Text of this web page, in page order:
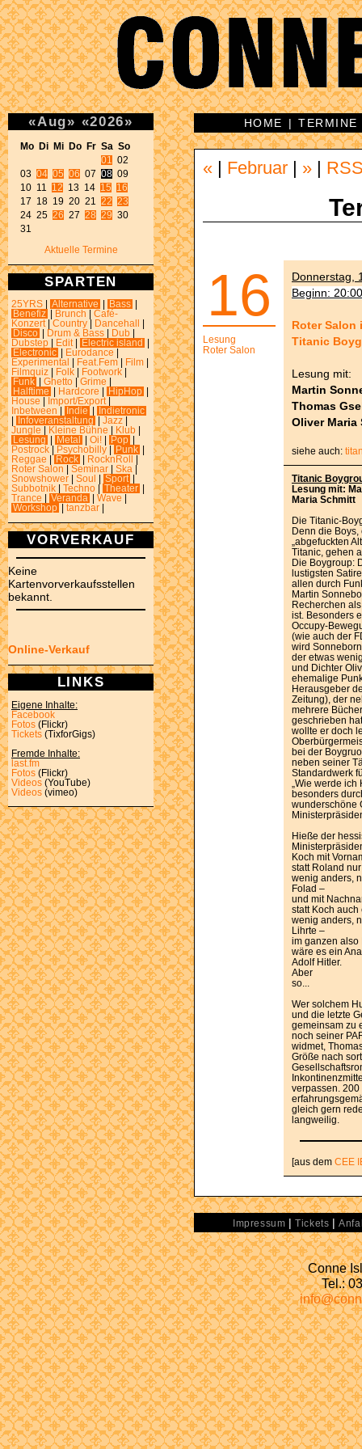
«Aug» «2026»
Mo Di Mi Do Fr Sa So
01
02
03 04 05 06 07 08 09
10 11 12 13 14 15
16
17 18 19 20 21 22 23
24 25 26 27 28 29 30
31
Aktuelle Termine
SPARTEN
25YRS Alternative Bass
Benefiz
Brunch
Café-
Konzert
Country Dancehall
Disco
Drum & Bass Dub
Dubstep
Edit Electric island
Electronic
Eurodance
Experimental
Feat.Fem Film
Filmquiz
Folk Footwork
Funk
Ghetto Grime
Halftime
Hardcore HipHop
House
Import/Export
Inbetween
Indie
Indietronic
Infoveranstaltung Jazz
Jungle
Kleine Bühne Klub
Lesung
Metal Oi! Pop
Postrock
Psychobilly Punk
Reggae
Rock RocknRoll
Roter Salon
Seminar Ska
Snowshower
Soul Sport
Subbotnik
Techno Theater
Trance
Veranda Wave
Workshop
tanzbar
VORVERKAUF
Keine
Kartenvorverkaufsstellen
bekannt.
Online-Verkauf
LINKS
Eigene Inhalte:
Facebook
Fotos (Flickr)
Tickets (TixforGigs)
Fremde Inhalte:
last.fm
Fotos (Flickr)
Videos (YouTube)
Videos (vimeo)
HOME |TERMINE
« Februar »
16
Lesung
Roter Salon
Donnerstag,
Beginn:
Roter Salon
Titanic
Lesung mit:
Martin
Thomas
Oliver Maria
siehe auch:
Titanic
Lesung mit:
Maria Schmitt
Die Titanic-
Denn die
„abgefuckten
Titanic, gehen
Die Boygroup:
lustigsten
allen durch
Martin
Recherchen
ist. Besonders
Occupy-
(wie auch der
wird
der etwas
und Dichter
ehemalige
Herausgeber
Zeitung), der
mehrere
geschrieben
wollte er doch
bei der
neben seiner
Standardwerk
„Wie werde
besonders
wunderschöne
Hieße der
Koch mit
statt Roland
wenig anders,
Folad –
und mit
statt Koch auch
wenig anders,
Lihrte –
im ganzen also
wäre es ein
Adolf Hitler.
Aber
so...
Wer solchem
und die letzte
gemeinsam zu
noch seiner
widmet,
Größe nach
verpassen.
gleich gern
langweilig.
[aus dem CEE
Impressum | Tickets |
Conne
Tel.: